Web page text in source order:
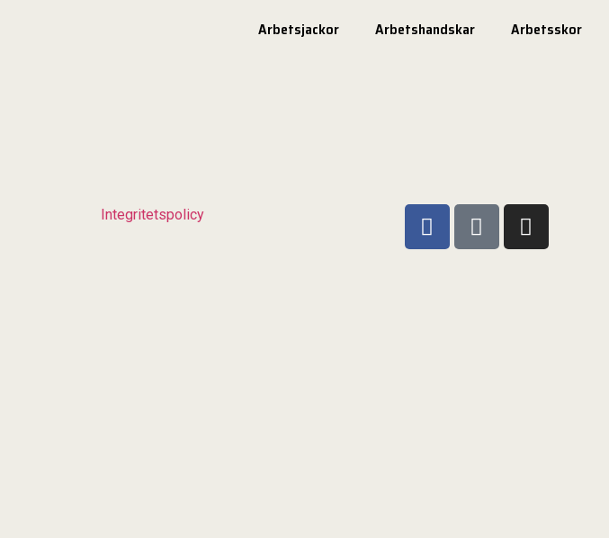
Arbetsjackor Arbetshandskar Arbetsskor
Integritetspolicy